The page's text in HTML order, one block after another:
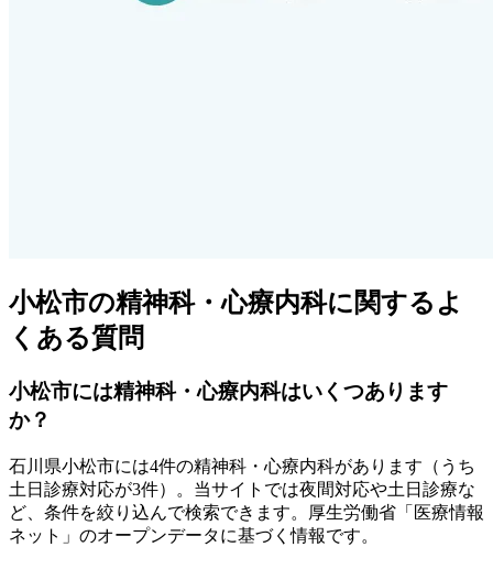
小松市の精神科・心療内科に関するよ
くある質問
小松市には精神科・心療内科はいくつあります
か？
石川県小松市には4件の精神科・心療内科があります （うち
土日診療対応が3件）
。当サイトでは夜間対応や土日診療な
ど、条件を絞り込んで検索できます。厚生労働省「医療情報
ネット」のオープンデータに基づく情報です。